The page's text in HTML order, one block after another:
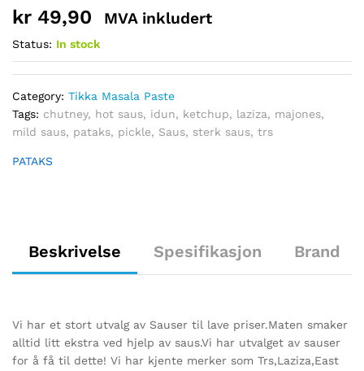
kr 49,90 MVA inkludert
Status: In stock
Category: Tikka Masala Paste
Tags: chutney, hot saus, idun, ketchup, laziza, majones,
mild saus, pataks, pickle, Saus, sterk saus, trs
PATAKS
Beskrivelse Spesifikasjon Brand
Vi har et stort utvalg av Sauser til lave priser.Maten smaker
alltid litt ekstra ved hjelp av saus.Vi har utvalget av sauser
for å få til dette! Vi har kjente merker som Trs,Laziza,East